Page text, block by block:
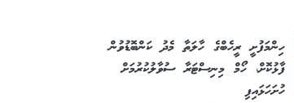
ހިންމަފުށީ ރީހެބްގެ ހާލަތާ މެދު ކަންބޮޑުވުން
ފާޅުކޮށް، ހޯމް މިނިސްޓަރާ ސުވާލުކުރުމަށް
ހުށަހަޅައިފި